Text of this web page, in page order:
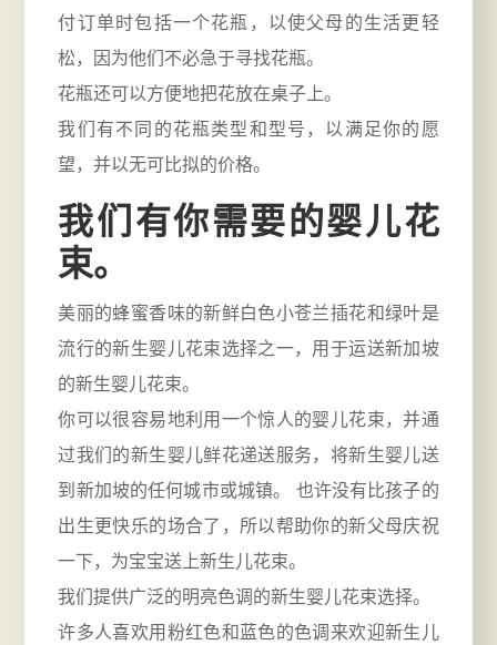
付订单时包括一个花瓶，以使父母的生活更轻
松，因为他们不必急于寻找花瓶。
花瓶还可以方便地把花放在桌子上。
我们有不同的花瓶类型和型号，以满足你的愿
望，并以无可比拟的价格。
我们有你需要的婴儿花
束。
美丽的蜂蜜香味的新鲜白色小苍兰插花和绿叶是
流行的新生婴儿花束选择之一，用于运送新加坡
的新生婴儿花束。
你可以很容易地利用一个惊人的婴儿花束，并通
过我们的新生婴儿鲜花递送服务，将新生婴儿送
到新加坡的任何城市或城镇。 也许没有比孩子的
出生更快乐的场合了，所以帮助你的新父母庆祝
一下，为宝宝送上新生儿花束。
我们提供广泛的明亮色调的新生婴儿花束选择。
许多人喜欢用粉红色和蓝色的色调来欢迎新生儿